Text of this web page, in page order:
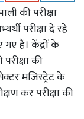
की परीक्षा
परीक्षा दे रहे
गए हैं। केंद्रों के
की
मजिस्ट्रेट के
कर परीक्षा की